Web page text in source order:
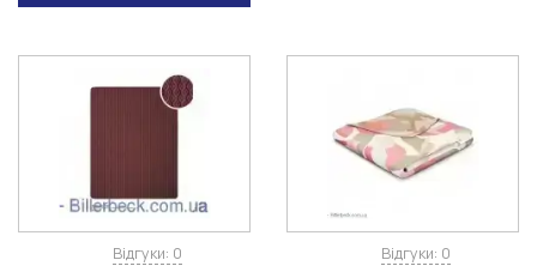
Відгуки: 0 Відгуки: 0